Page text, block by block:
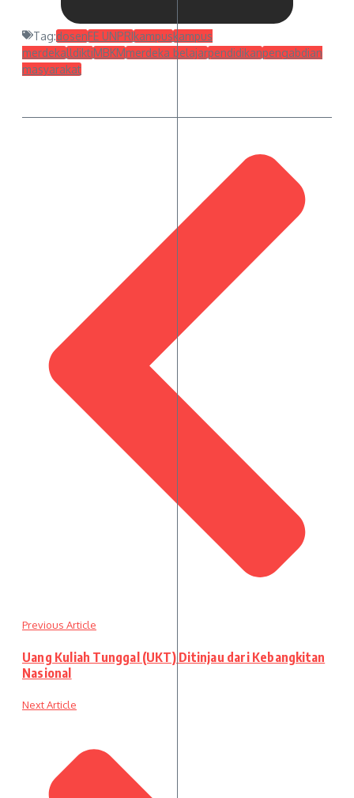
Tag:dosenFE UNPRIkampuskampus
merdekalldiktiMBKMmerdeka belajarpendidikanpengabdian
masyarakat
Previous Article
Uang Kuliah Tunggal (UKT) Ditinjau dari Kebangkitan
Nasional
Next Article